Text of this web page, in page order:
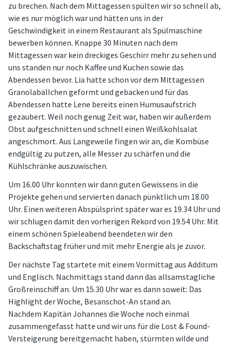
zu brechen. Nach dem Mittagessen spülten wir so schnell ab,
wie es nur möglich war und hätten uns in der
Geschwindigkeit in einem Restaurant als Spülmaschine
bewerben können. Knappe 30 Minuten nach dem
Mittagessen war kein dreckiges Geschirr mehr zu sehen und
uns standen nur noch Kaffee und Kuchen sowie das
Abendessen bevor. Lia hatte schon vor dem Mittagessen
Granolabällchen geformt und gebacken und für das
Abendessen hatte Lene bereits einen Humusaufstrich
gezaubert. Weil noch genug Zeit war, haben wir außerdem
Obst aufgeschnitten und schnell einen Weißkohlsalat
angeschmort. Aus Langeweile fingen wir an, die Kombüse
endgültig zu putzen, alle Messer zu schärfen und die
Kühlschränke auszuwischen.
Um 16.00 Uhr konnten wir dann guten Gewissens in die
Projekte gehen und servierten danach pünktlich um 18.00
Uhr. Einen weiteren Abspülsprint später war es 19.34 Uhr und
wir schlugen damit den vorherigen Rekord von 19.54 Uhr. Mit
einem schönen Spieleabend beendeten wir den
Backschaftstag früher und mit mehr Energie als je zuvor.
Der nächste Tag startete mit einem Vormittag aus Additum
und Englisch. Nachmittags stand dann das allsamstagliche
Großreinschiff an. Um 15.30 Uhr war es dann soweit: Das
Highlight der Woche, Besanschot-An stand an.
Nachdem Kapitän Johannes die Woche noch einmal
zusammengefasst hatte und wir uns für die Lost & Found-
Versteigerung bereitgemacht haben, stürmten wilde und